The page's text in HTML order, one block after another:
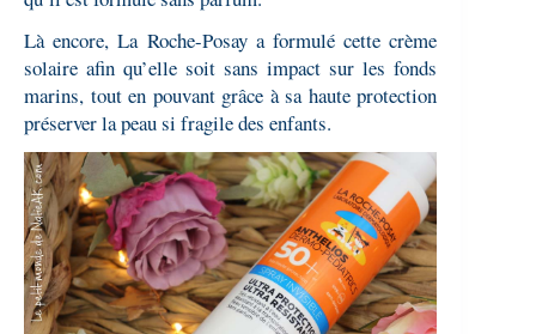
Là encore, La Roche-Posay a formulé cette crème
solaire afin qu’elle soit sans impact sur les fonds
marins, tout en pouvant grâce à sa haute protection
préserver la peau si fragile des enfants.